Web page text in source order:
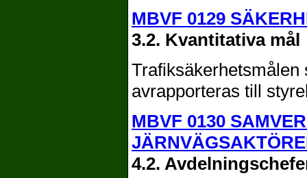
MBVF 0129
3.2. Kvantitativa mål
Trafiksäkerhetsmålen
avrapporteras till
MBVF 0130
4.2.